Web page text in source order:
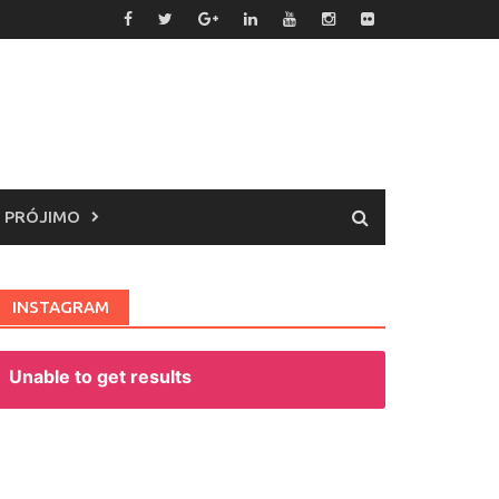
PRÓJIMO
INSTAGRAM
Unable to get results